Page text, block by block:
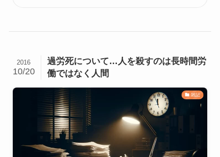
過労死について…人を殺すのは長時間労
働ではなく人間
2016
10/20
雑記